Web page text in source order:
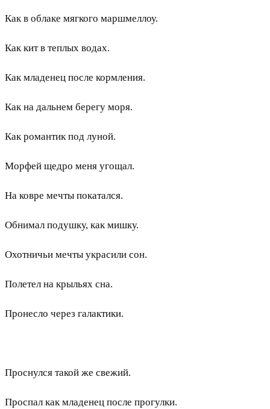
Как в облаке мягкого маршмеллоу.
Как кит в теплых водах.
Как младенец после кормления.
Как на дальнем берегу моря.
Как романтик под луной.
Морфей щедро меня угощал.
На ковре мечты покатался.
Обнимал подушку, как мишку.
Охотничьи мечты украсили сон.
Полетел на крыльях сна.
Пронесло через галактики.
Проснулся такой же свежий.
Проспал как младенец после прогулки.